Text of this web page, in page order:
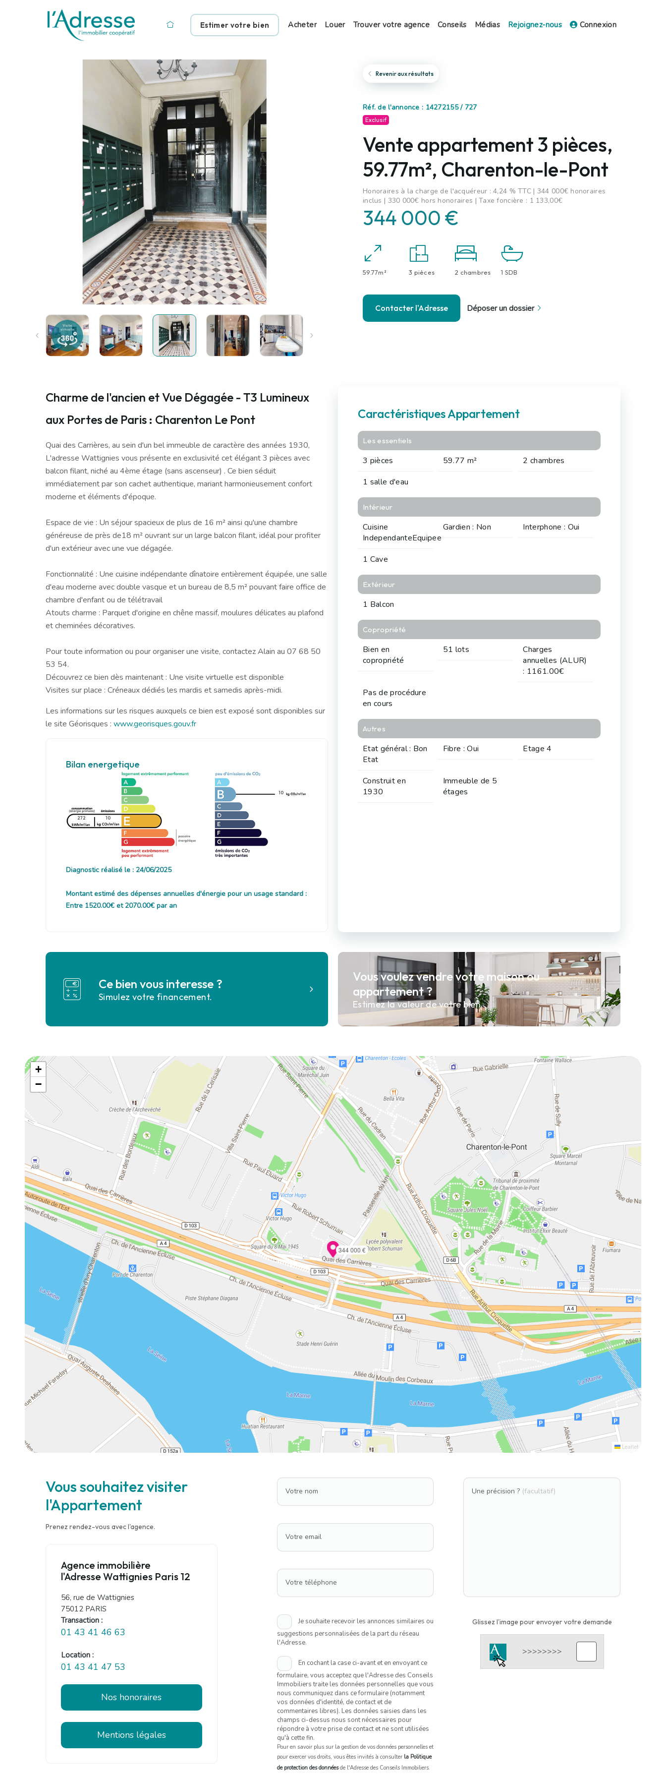
Estimer votre bien Acheter Louer Trouver votre agence Conseils Médias Rejoignez-nous Connexion
Revenir aux résultats
Réf. de l'annonce : 14272155 / 727
Exclusif
Vente appartement 3 pièces,
59.77m², Charenton-le-Pont
Honoraires à la charge de l'acquéreur : 4,24 % TTC | 344 000€ honoraires
inclus | 330 000€ hors honoraires | Taxe foncière : 1 133,00€
344 000 €
59.77m² 3 pièces 2 chambres 1 SDB
Contacter l'Adresse Déposer un dossier
Charme de l'ancien et Vue Dégagée - T3 Lumineux
aux Portes de Paris : Charenton Le Pont
Quai des Carrières, au sein d'un bel immeuble de caractère des années 1930,
L'adresse Wattignies vous présente en exclusivité cet élégant 3 pièces avec
balcon filant, niché au 4ème étage (sans ascenseur) . Ce bien séduit
immédiatement par son cachet authentique, mariant harmonieusement confort
moderne et éléments d'époque.
Espace de vie : Un séjour spacieux de plus de 16 m² ainsi qu'une chambre
généreuse de près de18 m² ouvrant sur un large balcon filant, idéal pour profiter
d'un extérieur avec une vue dégagée.
Fonctionnalité : Une cuisine indépendante dînatoire entièrement équipée, une salle
d'eau moderne avec double vasque et un bureau de 8,5 m² pouvant faire office de
chambre d'enfant ou de télétravail
Atouts charme : Parquet d'origine en chêne massif, moulures délicates au plafond
et cheminées décoratives.
Pour toute information ou pour organiser une visite, contactez Alain au 07 68 50
53 54.
Découvrez ce bien dès maintenant : Une visite virtuelle est disponible
Visites sur place : Créneaux dédiés les mardis et samedis après-midi.
Les informations sur les risques auxquels ce bien est exposé sont disponibles sur
le site Géorisques : www.georisques.gouv.fr
Bilan energetique
272 10
10
Diagnostic réalisé le : 24/06/2025
Montant estimé des dépenses annuelles d'énergie pour un usage standard :
Entre 1520.00€ et 2070.00€ par an
Caractéristiques Appartement
Les essentiels
3 pièces 59.77 m²
2 chambres
1 salle d'eau
Intérieur
Cuisine
IndependanteEquipee
Gardien : Non Interphone : Oui
1 Cave
Extérieur
1 Balcon
Copropriété
Bien en
copropriété
51 lots
Charges
annuelles (ALUR)
: 1161.00€
Pas de procédure
en cours
Autres
Etat général : Bon
Etat
Fibre : Oui Etage 4
Construit en
1930
Immeuble de 5
étages
Ce bien vous interesse ?
Simulez votre financement.
Vous voulez vendre votre maison ou
appartement ?
Estimez la valeur de votre bien.
344 000 €
+
−
Leaflet
Vous souhaitez visiter
l'Appartement
Prenez rendez-vous avec l'agence.
Agence immobilière
l'Adresse Wattignies Paris 12
56, rue de Wattignies
75012 PARIS
Transaction :
01 43 41 46 63
Location :
01 43 41 47 53
Nos honoraires
Mentions légales
Votre nom
Votre email
Votre téléphone
Je souhaite recevoir les annonces similaires ou
suggestions personnalisées de la part du réseau
l'Adresse.
En cochant la case ci-avant et en envoyant ce
formulaire, vous acceptez que l'Adresse des Conseils
Immobiliers traite les données personnelles que vous
nous communiquez dans ce formulaire (notamment
vos données d'identité, de contact et de
commentaires libres). Les données saisies dans les
champs ci-dessus nous sont nécessaires pour
répondre à votre prise de contact et ne sont utilisées
qu'à cette fin.
Pour en savoir plus sur la gestion de vos données personnelles et
pour exercer vos droits, vous êtes invités à consulter la Politique
de protection des donnéesde l'Adresse des Conseils Immobiliers.
Une précision ? (facultatif)
Glissez l'image pour envoyer votre demande